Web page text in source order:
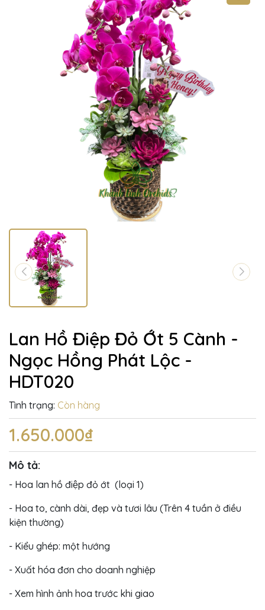
Lan Hồ Điệp Đỏ Ớt 5 Cành -
Ngọc Hồng Phát Lộc -
HDT020
Tình trạng: Còn hàng
1.650.000₫
Mô tả:
- Hoa lan hồ điệp đỏ ớt (loại 1)
- Hoa to, cành dài, đẹp và tươi lâu (Trên 4 tuần ở điều
kiện thường)
- Kiểu ghép: một hướng
- Xuất hóa đơn cho doanh nghiệp
- Xem hình ảnh hoa trước khi giao